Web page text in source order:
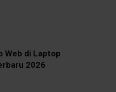
Web di Laptop
2026